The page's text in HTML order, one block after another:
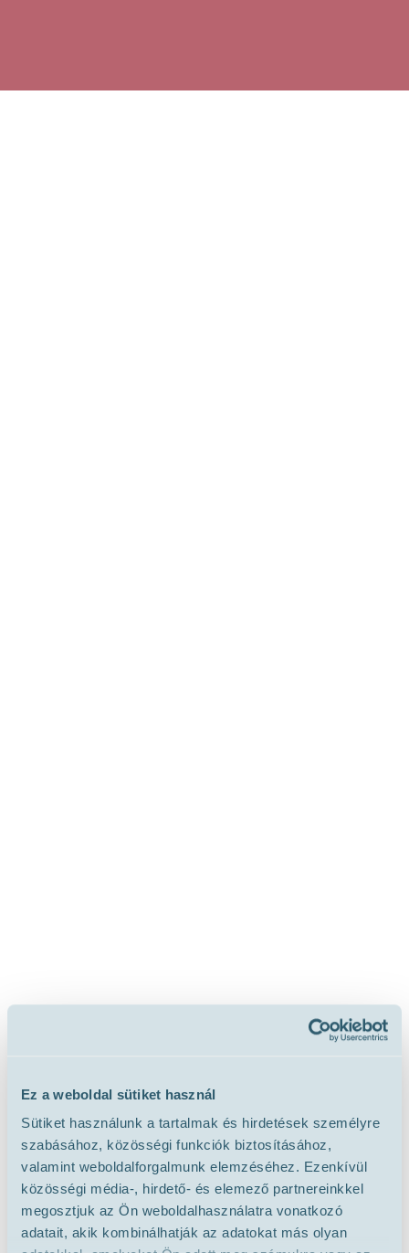
Ez a weboldal sütiket használ
Sütiket használunk a tartalmak és hirdetések személyre
szabásához, közösségi funkciók biztosításához,
valamint weboldalforgalmunk elemzéséhez. Ezenkívül
közösségi média-, hirdető- és elemező partnereinkkel
megosztjuk az Ön weboldalhasználatra vonatkozó
adatait, akik kombinálhatják az adatokat más olyan